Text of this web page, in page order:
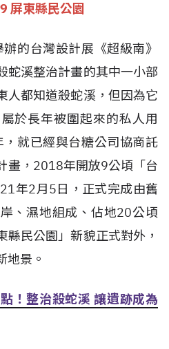
屏東縣民公園
的台灣設計展《超級南》
蛇溪整治計畫的其中一小部
人都知道殺蛇溪，但因為它
於長年被圍起來的私人用
就已經與台糖公司協商託
畫，2018年開放9公頃「台
年2月5日，正式完成由舊
、濕地組成、佔地20公頃
縣民公園」新貌正式對外，
地景。
！整治殺蛇溪 讓遺跡成為